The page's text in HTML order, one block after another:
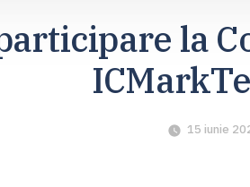
la
15 iunie